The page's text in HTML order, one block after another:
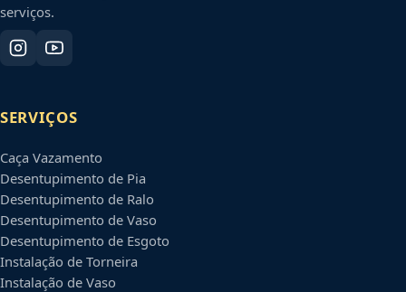
serviços.
SERVIÇOS
Caça Vazamento
Desentupimento de Pia
Desentupimento de Ralo
Desentupimento de Vaso
Desentupimento de Esgoto
Instalação de Torneira
Instalação de Vaso